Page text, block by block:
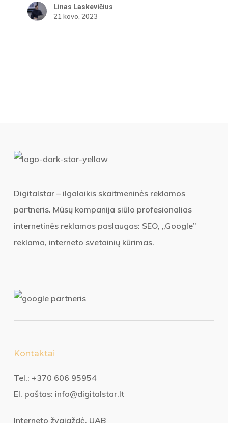
Linas Laskevičius
21 kovo, 2023
Digitalstar – ilgalaikis skaitmeninės reklamos
partneris. Mūsų kompanija siūlo profesionalias
internetinės reklamos paslaugas: SEO, „Google”
reklama, interneto svetainių kūrimas.
Kontaktai
Tel.: +370 606 95954
El. paštas: info@digitalstar.lt
Interneto žvaigždė, UAB